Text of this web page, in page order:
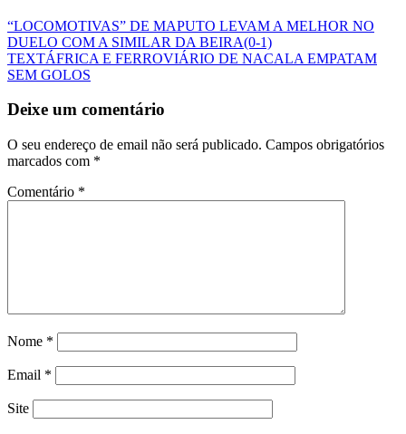
“LOCOMOTIVAS” DE MAPUTO LEVAM A MELHOR NO
DUELO COM A SIMILAR DA BEIRA(0-1)
TEXTÁFRICA E FERROVIÁRIO DE NACALA EMPATAM
SEM GOLOS
Deixe um comentário
O seu endereço de email não será publicado. Campos obrigatórios
marcados com *
Comentário *
Nome *
Email *
Site